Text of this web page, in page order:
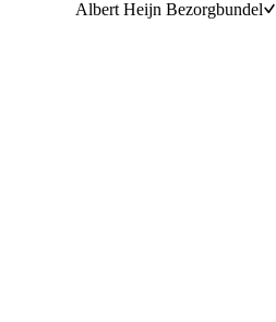
Albert Heijn Bezorgbundel